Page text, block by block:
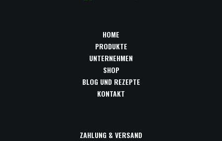
HOME
PRODUKTE
UNTERNEHMEN
SHOP
BLOG UND REZEPTE
KONTAKT
ZAHLUNG & VERSAND